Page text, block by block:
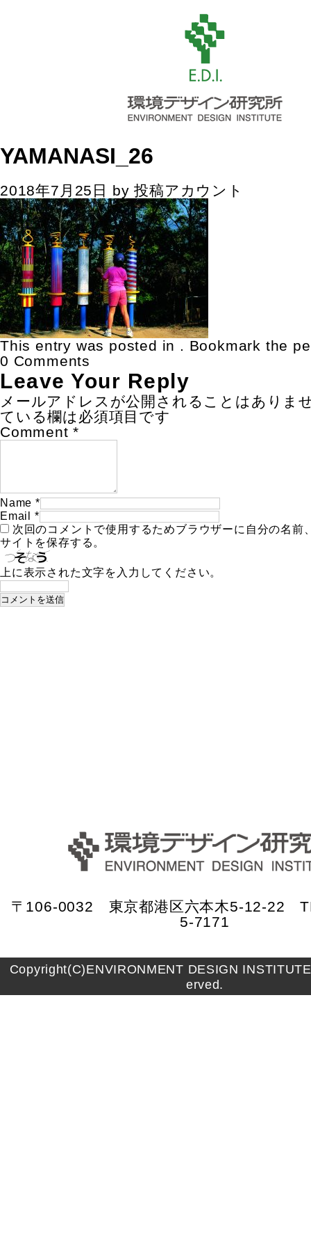
YAMANASI_26
2018年7月25日 by投稿アカウント
This entry was posted in . Bookmark the
0 Comments
Leave Your Reply
メールアドレスが公開されることはありま
ている欄は必須項目です
Comment *
Name *
Email
*
次回のコメントで使用するためブラウザーに自分の名前
サイトを保存する。
上に表示された文字を入力してください。
〒106-0032 東京都港区六本木5-12-22
5-7171
Copyright(C)ENVIRONMENT DESIGN
erved.